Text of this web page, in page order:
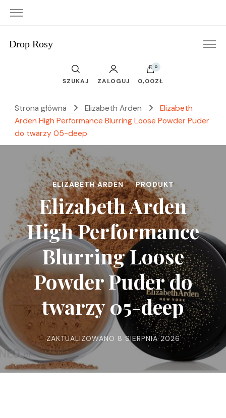
Drop Rosy
SZUKAJ ZALOGUJ
0
0,00ZŁ
Strona główna Elizabeth Arden
Elizabeth
Arden High Performance Blurring Loose Powder Puder
do twarzy 05-deep
ELIZABETH ARDEN PRODUKT
Elizabeth Arden
High Performance
Blurring Loose
Powder Puder do
twarzy 05-deep
ZAKTUALIZOWANO 8 SIERPNIA 2026